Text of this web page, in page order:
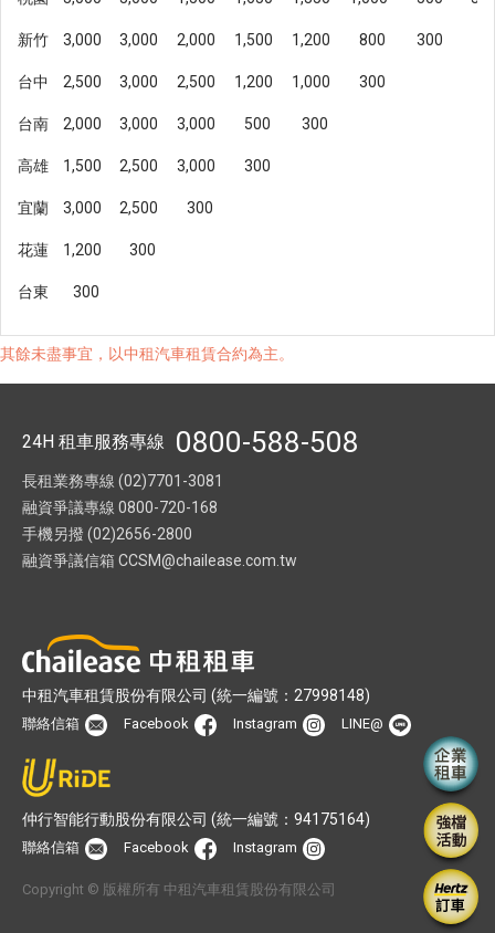
新竹 3,000 3,000 2,000 1,500 1,200 800 300
台中 2,500 3,000 2,500 1,200 1,000 300
台南 2,000 3,000 3,000 500 300
高雄 1,500 2,500 3,000 300
宜蘭 3,000 2,500 300
花蓮 1,200 300
台東 300
其餘未盡事宜，以中租汽車租賃合約為主。
24H 租車服務專線 0800-588-508
長租業務專線 (02)7701-3081
融資爭議專線 0800-720-168
手機另撥 (02)2656-2800
融資爭議信箱 CCSM@chailease.com.tw
中租汽車租賃股份有限公司 (統一編號：27998148)
聯絡信箱 Facebook Instagram LINE@
仲行智能行動股份有限公司 (統一編號：94175164)
聯絡信箱 Facebook Instagram
Copyright © 版權所有 中租汽車租賃股份有限公司